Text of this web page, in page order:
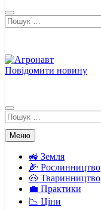
Пошук:
Повідомити новину
Пошук:
Меню
🚜 Земля
🌽 Рослинництво
🐽 Тваринництво
💼 Практики
📉 Ціни